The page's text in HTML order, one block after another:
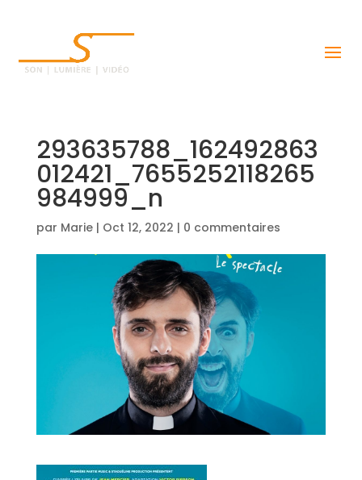
293635788_162492863
012421_7655252118265
984999_n
par Marie| Oct 12, 2022 | 0 commentaires